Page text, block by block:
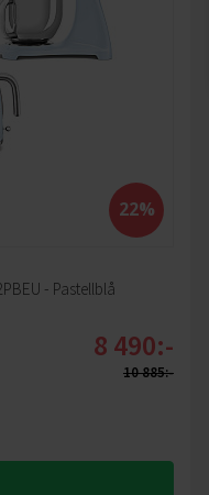
22%
- Pastellblå
8 490:-
10 885:-